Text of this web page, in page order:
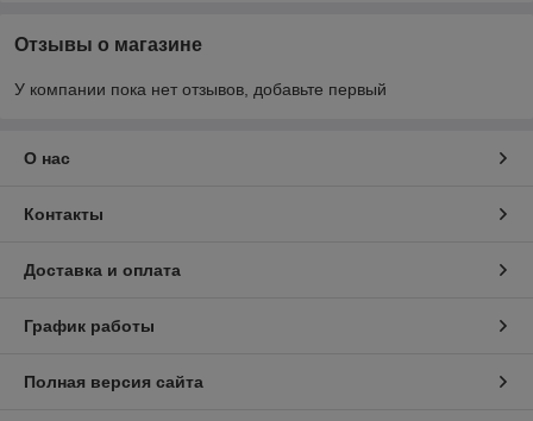
Отзывы о магазине
У компании пока нет отзывов, добавьте первый
О нас
Контакты
Доставка и оплата
График работы
Полная версия сайта